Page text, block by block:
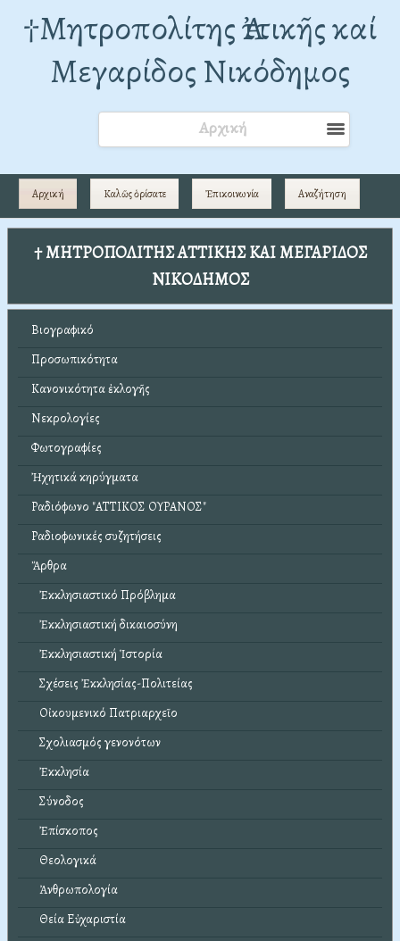
†Mητροπολίτης Ἀττικῆς καί
Μεγαρίδος Νικόδημος
Αρχική
Αρχική Καλῶς ὁρίσατε Ἐπικοινωνία Αναζήτηση
† ΜΗΤΡΟΠΟΛΙΤΗΣ ΑΤΤΙΚΗΣ ΚΑΙ ΜΕΓΑΡΙΔΟΣ
ΝΙΚΟΔΗΜΟΣ
Βιογραφικό
Προσωπικότητα
Κανονικότητα ἐκλογῆς
Νεκρολογίες
Φωτογραφίες
Ἠχητικά κηρύγματα
Ραδιόφωνο "ΑΤΤΙΚΟΣ ΟΥΡΑΝΟΣ"
Ραδιοφωνικές συζητήσεις
Ἄρθρα
Ἐκκλησιαστικό Πρόβλημα
Ἐκκλησιαστική δικαιοσύνη
Ἐκκλησιαστική Ἱστορία
Σχέσεις Ἐκκλησίας-Πολιτείας
Οἰκουμενικό Πατριαρχεῖο
Σχολιασμός γενονότων
Ἐκκλησία
Σύνοδος
Ἐπίσκοπος
Θεολογικά
Ἀνθρωπολογία
Θεία Εὐχαριστία